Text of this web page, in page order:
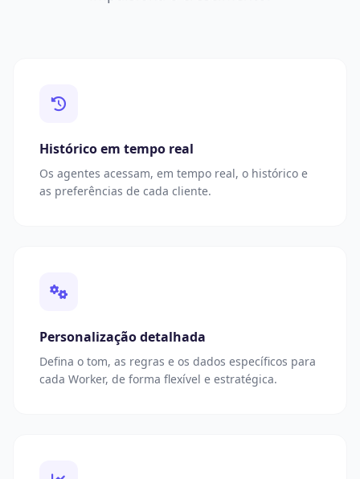
Histórico em tempo real
Os agentes acessam, em tempo real, o histórico e
as preferências de cada cliente.
Personalização detalhada
Defina o tom, as regras e os dados específicos para
cada Worker, de forma flexível e estratégica.